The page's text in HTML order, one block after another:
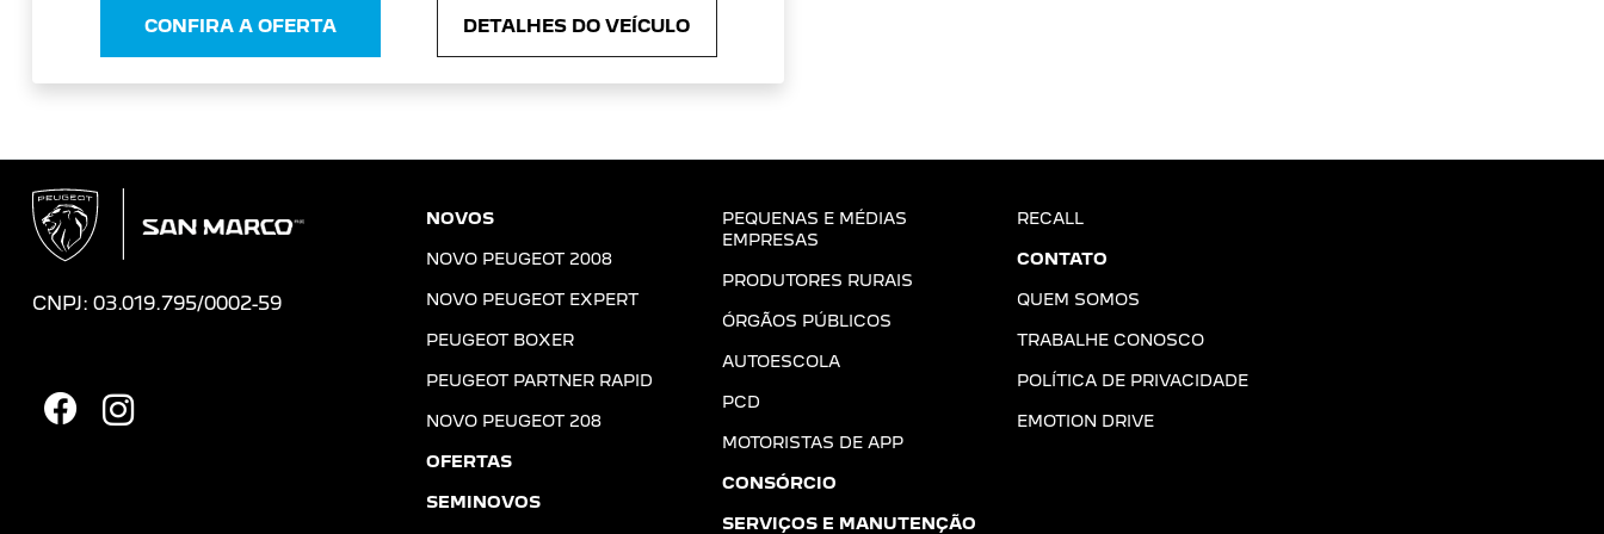
CONFIRA A OFERTA DETALHES DO VEÍCULO
CNPJ: 03.019.795/0002-59
NOVOS
NOVO PEUGEOT 2008
NOVO PEUGEOT EXPERT
PEUGEOT BOXER
PEUGEOT PARTNER RAPID
NOVO PEUGEOT 208
OFERTAS
SEMINOVOS
PEQUENAS E MÉDIAS
EMPRESAS
PRODUTORES RURAIS
ÓRGÃOS PÚBLICOS
AUTOESCOLA
PCD
MOTORISTAS DE APP
CONSÓRCIO
SERVIÇOS E MANUTENÇÃO
RECALL
CONTATO
QUEM SOMOS
TRABALHE CONOSCO
POLÍTICA DE PRIVACIDADE
EMOTION DRIVE